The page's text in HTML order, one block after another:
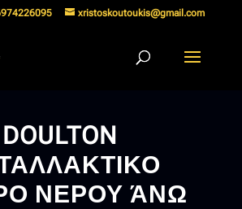
xristoskoutoukis@gmail.com
DOULTON
ΝΕΡΟΥ ΆΝΩ